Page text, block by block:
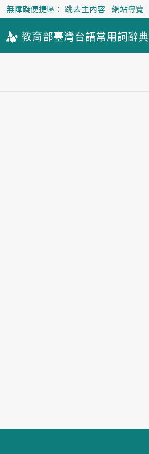
無障礙便捷區： 跳去主內容 網站導覽
教育部臺灣台語常用詞辭典